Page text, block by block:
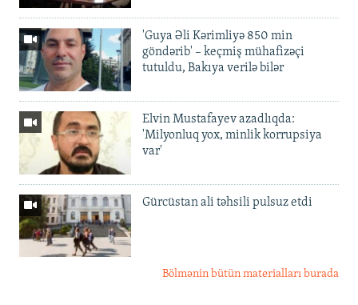
'Guya Əli Kərimliyə 850 min
göndərib' – keçmiş mühafizəçi
tutuldu, Bakıya verilə bilər
Elvin Mustafayev azadlıqda:
'Milyonluq yox, minlik korrupsiya
var'
Gürcüstan ali təhsili pulsuz etdi
Bölmənin bütün materialları burada